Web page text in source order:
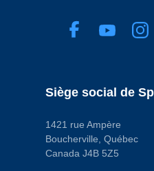
Siège social de
1421 rue Ampère
Boucherville, Québec
Canada J4B 5Z5